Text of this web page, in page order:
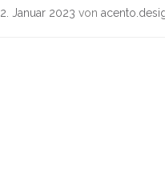
2. Januar 2023 von